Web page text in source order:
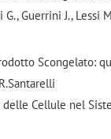
Guerrini J., Lessi
Scongelato:
delle Cellule nel